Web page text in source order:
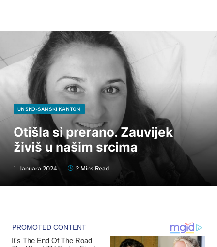
UNSKO-SANSKI KANTON
Otišla si prerano. Zauvijek
živiš u našim srcima
1. Januara 2024. 2 Mins Read